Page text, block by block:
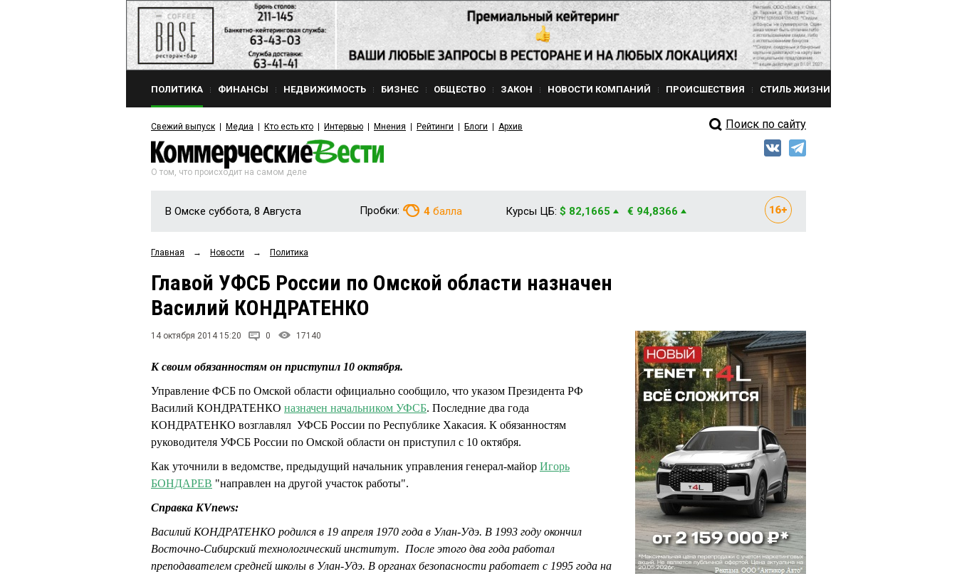
ПОЛИТИКА ФИНАНСЫ НЕДВИЖИМОСТЬ БИЗНЕС ОБЩЕСТВО ЗАКОН НОВОСТИ КОМПАНИЙ ПРОИСШЕСТВИЯ СТИЛЬ ЖИЗНИ
Свежий выпуск Медиа Кто есть кто Интервью Мнения Рейтинги Блоги Архив Поиск по сайту
О том, что происходит на самом деле
В Омске суббота, 8 Августа Пробки: 4 балла Курсы ЦБ: $ 82,1665 € 94,8366
Главная → Новости → Политика
Главой УФСБ России по Омской области назначен
Василий КОНДРАТЕНКО
14 октября 2014 15:20 0 17140
К своим обязанностям он приступил 10 октября.
Управление ФСБ по Омской области официально сообщило, что указом Президента РФ
Василий КОНДРАТЕНКО назначен начальником УФСБ. Последние два года
КОНДРАТЕНКО возглавлял УФСБ России по Республике Хакасия. К обязанностям
руководителя УФСБ России по Омской области он приступил с 10 октября.
Как уточнили в ведомстве, предыдущий начальник управления генерал-майор Игорь
БОНДАРЕВ "направлен на другой участок работы".
Справка KVnews:
Василий КОНДРАТЕНКО родился в 19 апреля 1970 года в Улан-Удэ. В 1993 году окончил
Восточно-Сибирский технологический институт. После этого два года работал
преподавателем средней школы в Улан-Удэ. В органах безопасности работает с 1995 года на